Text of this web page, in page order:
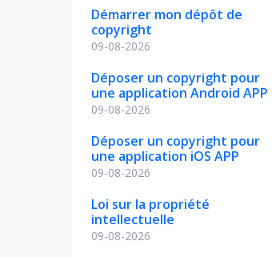
Démarrer mon dépôt de
copyright
09-08-2026
Déposer un copyright pour
une application Android APP
09-08-2026
Déposer un copyright pour
une application iOS APP
09-08-2026
Loi sur la propriété
intellectuelle
09-08-2026